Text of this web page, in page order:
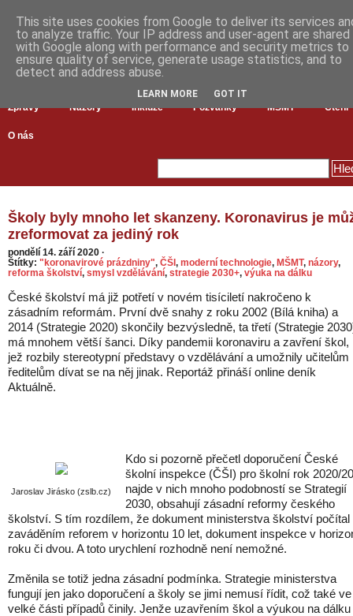
Zprávy Názory Inkluze Pozvánky MŠMT Čtení
O nás
Školy byly mnoho let skanzeny. Koronavirus je
zreformovat za jediný rok
pondělí 14. září 2020 ·
Štítky: "koronavirové prázdniny", ČŠI, moderní technologie, MŠMT, názory,
reforma školství, smysl vzdělávání, strategie 2030+, výuka na dálku
České školství má již potřetí v novém tisíciletí nakročeno k
zásadním reformám. První dvě snahy z roku 2002 (Bílá kniha) a
2014 (Strategie 2020) skončily bezvýsledně, ta třetí (Strategie
má mnohem větší šanci. Díky pandemii koronaviru a zavření škol,
jež rozbily stereotypní představy o vzdělávání a umožnily učitelům
ředitelům dívat se na něj jinak. Reportáž přináší online deník
Aktuálně.
Jaroslav Jirásko (zslb.cz)
Kdo si pozorně přečetl doporučení České
školní inspekce (ČŠI) pro školní rok 2020/
najde v nich mnoho podobností se Strategií
2030, obsahují zásadní reformy českého
školství. S tím rozdílem, že dokument ministerstva školství počítal
zaváděním reforem v horizontu 10 let, dokument inspekce v
roku či dvou. A toto urychlení rozhodně není nemožné.
Změnila se totiž jedna zásadní podmínka. Strategie ministerstva
fungují jen jako doporučení a školy se jimi nemusí řídit, což také ve
velké části případů činily. Jenže uzavřením škol a výukou na dálku
This site uses cookies from Google to deliver its services
to analyze traffic. Your IP address and user-agent are shared
with Google along with performance and security metrics to
ensure quality of service, generate usage statistics, and to
detect and address abuse.
LEARN MORE GOT IT